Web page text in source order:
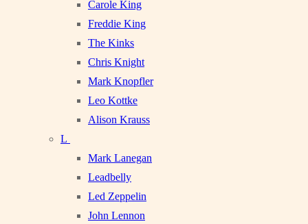
Carole King
Freddie King
The Kinks
Chris Knight
Mark Knopfler
Leo Kottke
Alison Krauss
L
Mark Lanegan
Leadbelly
Led Zeppelin
John Lennon